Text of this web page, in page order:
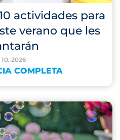
actividades para
verano que les
2026
COMPLETA